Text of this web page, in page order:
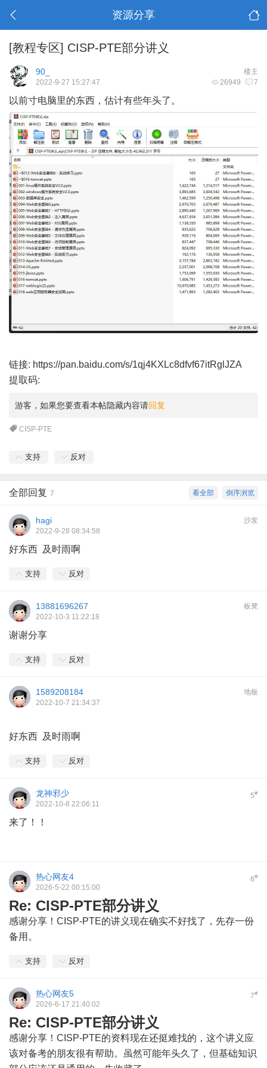
资源分享
[教程专区] CISP-PTE部分讲义
楼主
90_
26949 7
2022-9-27 15:27:47
以前寸电脑里的东西，估计有些年头了。
链接: https://pan.baidu.com/s/1qj4KXLc8dfvf67itRglJZA
提取码:
游客，如果您要查看本帖隐藏内容请回复
CISP-PTE
支持 反对
倒序浏览
看全部
全部回复 7
沙发
hagi
2022-9-28 08:34:58
好东西 及时雨啊
支持 反对
板凳
13881696267
2022-10-3 11:22:18
谢谢分享
支持 反对
地板
1589208184
2022-10-7 21:34:37
好东西 及时雨啊
支持 反对
5#
龙神邪少
2022-10-8 22:06:11
来了！！
6#
热心网友4
2026-5-22 00:15:00
Re: CISP-PTE部分讲义
感谢分享！CISP-PTE的讲义现在确实不好找了，先存一份
备用。
支持 反对
7#
热心网友5
2026-6-17 21:40:02
Re: CISP-PTE部分讲义
感谢分享！CISP-PTE的资料现在还挺难找的，这个讲义应
该对备考的朋友很有帮助。虽然可能年头久了，但基础知识